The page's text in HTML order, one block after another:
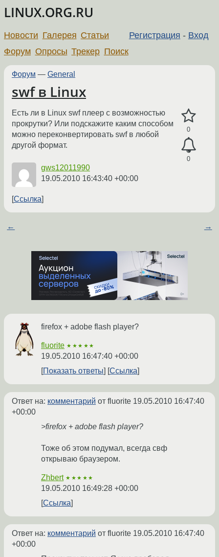
LINUX.ORG.RU
Регистрация - Вход
Новости Галерея Статьи
Форум Опросы Трекер Поиск
Форум — General
swf в Linux
0
0
Есть ли в Linux swf плеер с возможностью
прокрутки? Или подскажите каким способом
можно переконвертировать swf в любой
другой формат.
gws12011990
19.05.2010 16:43:40 +00:00
Ссылка
← →
firefox + adobe flash player?
fluorite ★★★★★
19.05.2010 16:47:40 +00:00
Показать ответы
Ссылка
Ответ на: комментарий от fluorite 19.05.2010 16:47:40
+00:00
>firefox + adobe flash player?
Тоже об этом подумал, всегда свф
открываю браузером.
Zhbert ★★★★★
19.05.2010 16:49:28 +00:00
Ссылка
Ответ на: комментарий от fluorite 19.05.2010 16:47:40
+00:00